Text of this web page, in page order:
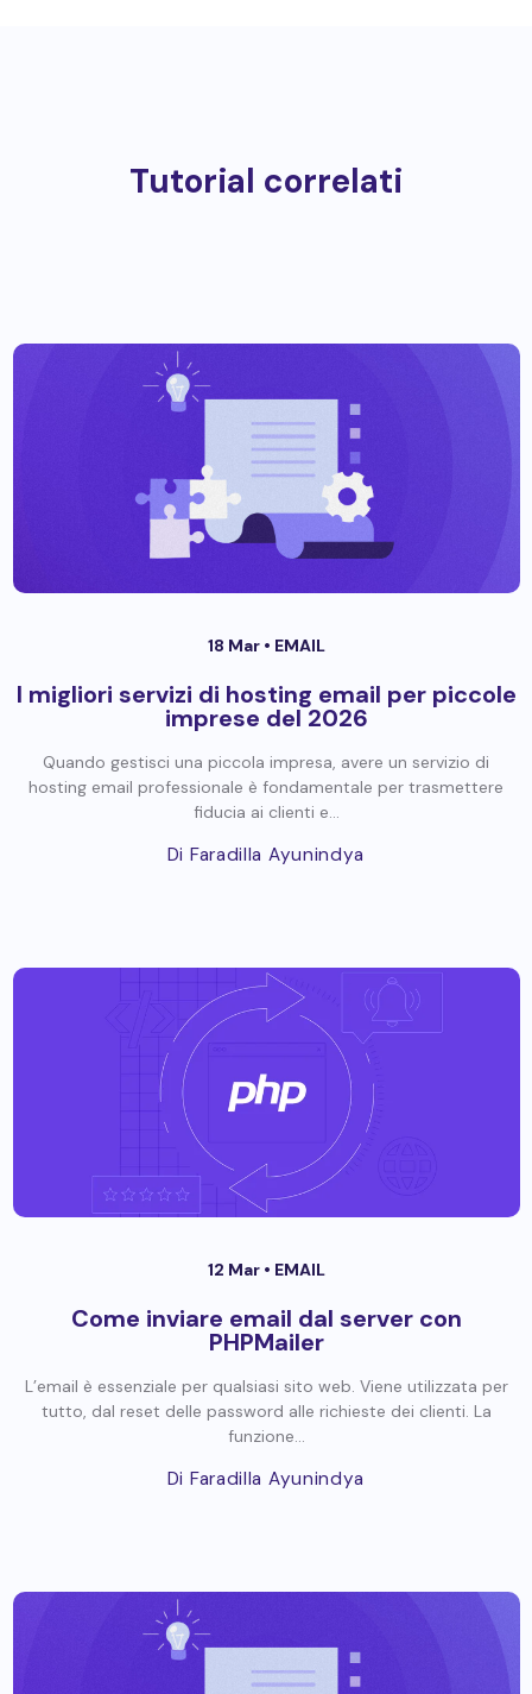
Tutorial correlati
18 Mar • EMAIL
I migliori servizi di hosting email per piccole
imprese del 2026
Quando gestisci una piccola impresa, avere un servizio di
hosting email professionale è fondamentale per trasmettere
fiducia ai clienti e...
Di Faradilla Ayunindya
12 Mar • EMAIL
Come inviare email dal server con
PHPMailer
L’email è essenziale per qualsiasi sito web. Viene utilizzata per
tutto, dal reset delle password alle richieste dei clienti. La
funzione...
Di Faradilla Ayunindya